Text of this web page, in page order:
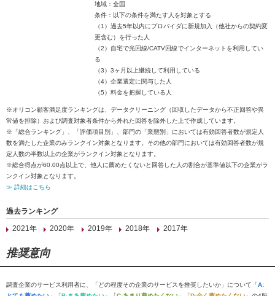
地域：全国
条件：以下の条件を満たす人を対象とする
（1）過去5年以内にプロバイダに新規加入（他社からの契約変
更含む）を行った人
（2）自宅で光回線/CATV回線でインターネットを利用してい
る
（3）3ヶ月以上継続して利用している
（4）企業選定に関与した人
（5）料金を把握している人
※オリコン顧客満足度ランキングは、データクリーニング（回収したデータから不正回答や異
常値を排除）および調査対象者条件から外れた回答を除外した上で作成しています。
※「総合ランキング」、「評価項目別」、部門の「業態別」においては有効回答者数が規定人
数を満たした企業のみランクイン対象となります。その他の部門においては有効回答者数が規
定人数の半数以上の企業がランクイン対象となります。
※総合得点が60.00点以上で、他人に薦めたくないと回答した人の割合が基準値以下の企業がラ
ンクイン対象となります。
≫ 詳細はこちら
過去ランキング
2021年
2020年 2019年 2018年 2017年
推奨意向
調査企業のサービス利用者に、「どの程度その企業のサービスを推奨したいか」について「A: